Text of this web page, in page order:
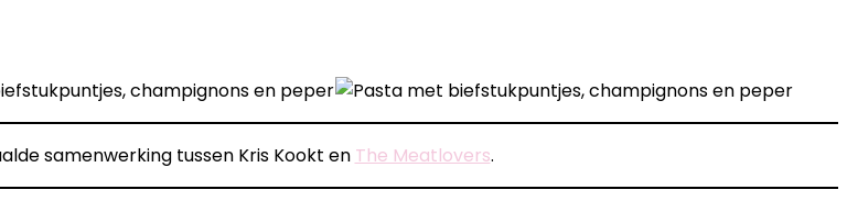
samenwerking tussen Kris Kookt en The Meatlovers.